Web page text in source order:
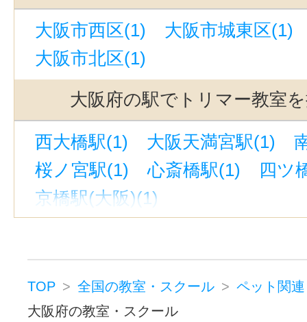
大阪市西区(1)
大阪市城東区(1)
大阪市北区(1)
大阪府の駅でトリマー教室
西大橋駅(1) 大阪天満宮駅(1)
桜ノ宮駅(1)
心斎橋駅(1)
四ツ
京橋駅(大阪)(1)
TOP 全国の教室・スクール
ペット関連
大阪府の教室・スクール